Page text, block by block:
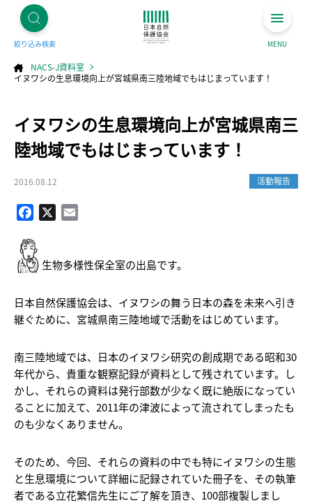
絞り込み検索 MENU
NACS-J資料室
イヌワシの生息環境向上が宮城県南三陸地域でもはじまっています！
イヌワシの生息環境向上が宮城県南三
陸地域でもはじまっています！
2016.08.12 活動報告
Facebook
生物多様性保全室の出島です。
日本自然保護協会は、イヌワシの舞う日本の森を未来へ引き
継ぐために、宮城県南三陸地域で活動をはじめています。
南三陸地域では、日本のイヌワシ研究の創成期である昭和30
年代から、貴重な観察記録が資料として残されています。し
かし、それらの資料は発行部数が少なく既に絶版になってい
ることに加えて、2011年の津波によって流されてしまったも
のも少なくありません。
そのため、今回、それらの資料の中でも特にイヌワシの生態
と生息環境について詳細に記録されていた冊子を、その執筆
者である立花繁信先生にご了解を頂き、100部複製しまし